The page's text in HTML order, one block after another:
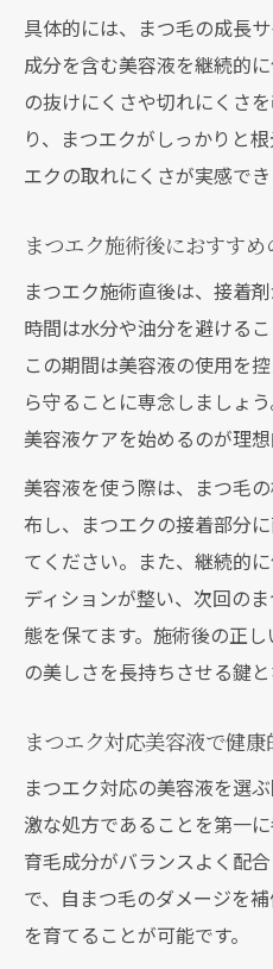
具体的には、まつ毛の成長
成分を含む美容液を継続的
の抜けにくさや切れにくさ
り、まつエクがしっかりと
エクの取れにくさが実感でき
まつエク施術後におすす
まつエク施術直後は、接着
時間は水分や油分を避ける
この期間は美容液の使用を
ら守ることに専念しましょ
美容液ケアを始めるのが理想
美容液を使う際は、まつ毛
布し、まつエクの接着部分
てください。また、継続的
ディションが整い、次回の
態を保てます。施術後の正
の美しさを長持ちさせる鍵と
まつエク対応美容液で健
まつエク対応の美容液を選
激な処方であることを第一
育毛成分がバランスよく配
で、自まつ毛のダメージを
を育てることが可能です。